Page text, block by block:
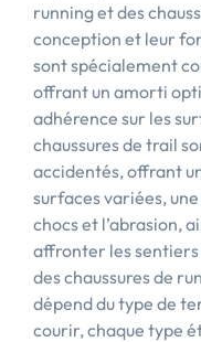
running et des
conception et leur
sont spécialement
offrant un amorti
adhérence sur les
chaussures de trail
accidentés, offrant
surfaces variées,
chocs et l’abrasion,
affronter les
des chaussures de
dépend du type de
courir, chaque type